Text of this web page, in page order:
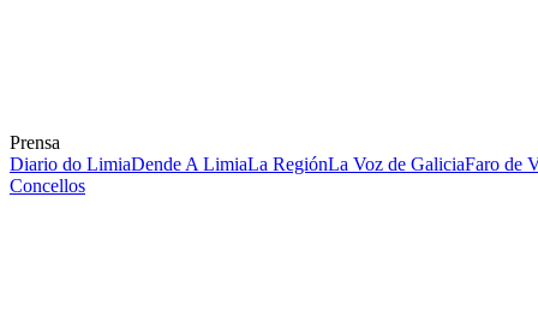
Prensa
Diario do LimiaDende A LimiaLa RegiónLa Voz de GaliciaFaro de
Concellos